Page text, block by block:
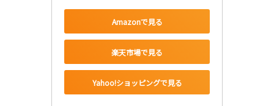
Amazonで見る
楽天市場で見る
Yahoo!ショッピングで見る